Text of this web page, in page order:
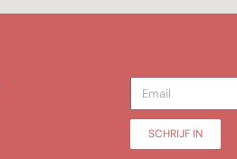
SCHRIJF IN